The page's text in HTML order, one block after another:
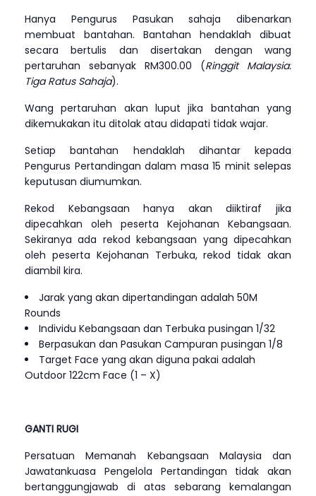
Hanya Pengurus Pasukan sahaja dibenarkan
membuat bantahan. Bantahan hendaklah dibuat
secara bertulis dan disertakan dengan wang
pertaruhan sebanyak RM300.00 (Ringgit Malaysia:
Tiga Ratus Sahaja).
Wang pertaruhan akan luput jika bantahan yang
dikemukakan itu ditolak atau didapati tidak wajar.
Setiap bantahan hendaklah dihantar kepada
Pengurus Pertandingan dalam masa 15 minit selepas
keputusan diumumkan.
Rekod Kebangsaan hanya akan diiktiraf jika
dipecahkan oleh peserta Kejohanan Kebangsaan.
Sekiranya ada rekod kebangsaan yang dipecahkan
oleh peserta Kejohanan Terbuka, rekod tidak akan
diambil kira.
Jarak yang akan dipertandingan adalah 50M
Rounds
Individu Kebangsaan dan Terbuka pusingan 1/32
Berpasukan dan Pasukan Campuran pusingan 1/8
Target Face yang akan diguna pakai adalah
Outdoor 122cm Face (1 – X)
GANTI RUGI
Persatuan Memanah Kebangsaan Malaysia dan
Jawatankuasa Pengelola Pertandingan tidak akan
bertanggungjawab di atas sebarang kemalangan